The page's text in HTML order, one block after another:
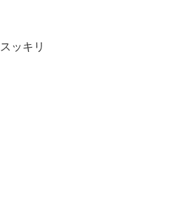
スッキリ